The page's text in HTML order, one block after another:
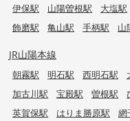
伊保駅
山陽曽根駅 大塩駅
飾磨駅
亀山駅 手柄駅 山
JR山陽本線
朝霧駅 明石駅 西明石駅
加古川駅
宝殿駅 曽根駅
英賀保駅
はりま勝原駅 網